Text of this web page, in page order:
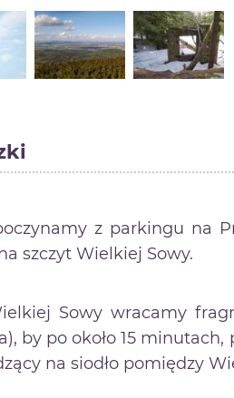
z parkingu na
szczyt Wielkiej Sowy.
Sowy wracamy
by po około 15
na siodło pomiędzy